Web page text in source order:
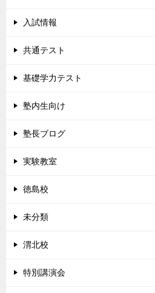
入試情報
共通テスト
基礎学力テスト
塾内生向け
塾長ブログ
実験教室
徳島校
未分類
渭北校
特別講演会